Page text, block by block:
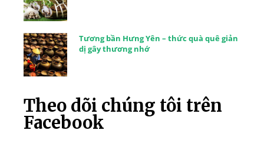
Tương bần Hưng Yên – thức quà quê giản
dị gây thương nhớ
Theo dõi chúng tôi trên
Facebook